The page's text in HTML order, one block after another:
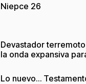
Niepce 26
Devastador
la onda expansiva
Lo nuevo…